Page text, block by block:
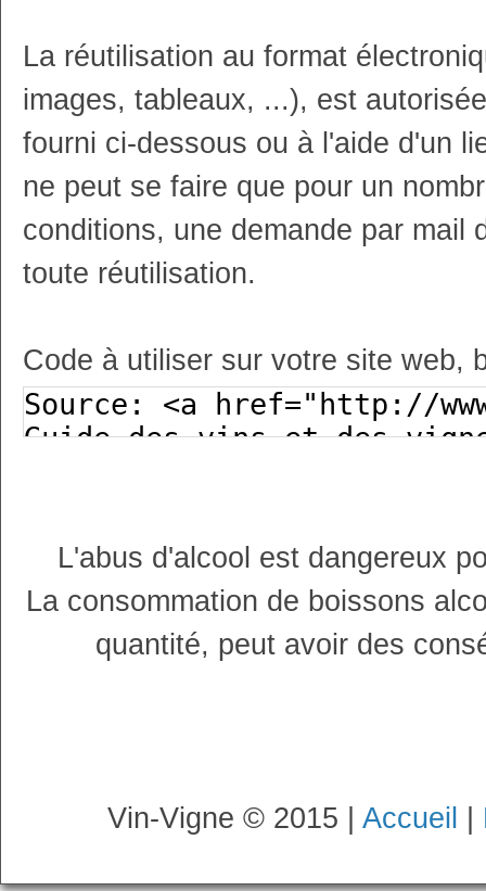
La réutilisation au format
images, tableaux, ...), est
fourni ci-dessous ou à l'aide d'un
ne peut se faire que pour un
conditions, une demande par mail
toute réutilisation.
Code à utiliser sur votre site web,
L'abus d'alcool est dangereux
La consommation de boissons
quantité, peut avoir des
Vin-Vigne © 2015 | Accueil